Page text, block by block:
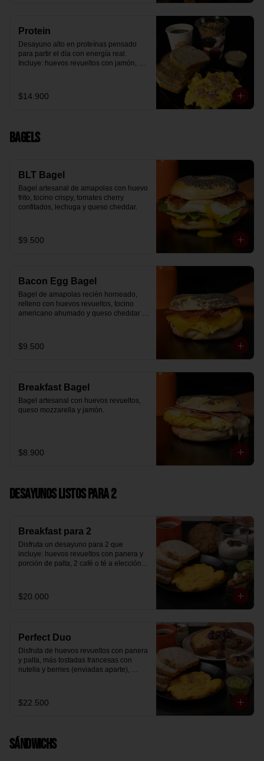
Protein
Desayuno alto en proteínas pensado
para partir el día con energía real.
Incluye: huevos revueltos con jamón,
mermelada de arándanos y granola
receta exclusiva The Breakfast, porción
$14.900
Bagels
BLT Bagel
Bagel artesanal de amapolas con huevo
frito, tocino crispy, tomates cherry
confitados, lechuga y queso cheddar.
$9.500
Bacon Egg Bagel
Bagel de amapolas recién horneado,
relleno con huevos revueltos, tocino
americano ahumado y queso cheddar
$9.500
Breakfast Bagel
Bagel artesanal con huevos revueltos,
queso mozzarella y jamón.
$8.900
Desayunos Listos para 2
Breakfast para 2
Disfruta un desayuno para 2 que
incluye: huevos revueltos con panera y
porción de palta, 2 café o té a elección, 2
hecha en casa, un mini brownie y galleta
de avena para compartir.
$20.000
Perfect Duo
Disfruta de huevos revueltos con panera
y palta, más tostadas francesas con
nutella y berries (enviadas aparte),
mermelada de arándanos y granola
hecha en casa.
$22.500
Sándwichs